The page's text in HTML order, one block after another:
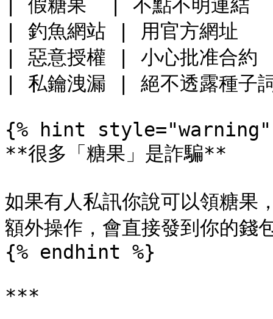
| 假糖果  | 不點不明連結
| 釣魚網站 | 用官方網址
| 惡意授權 | 小心批准合
| 私鑰洩漏 | 絕不透露種子
{% hint style="warning"
**很多「糖果」是詐騙**
如果有人私訊你說可以領糖果
額外操作，會直接發到你的錢
{% endhint %}
***